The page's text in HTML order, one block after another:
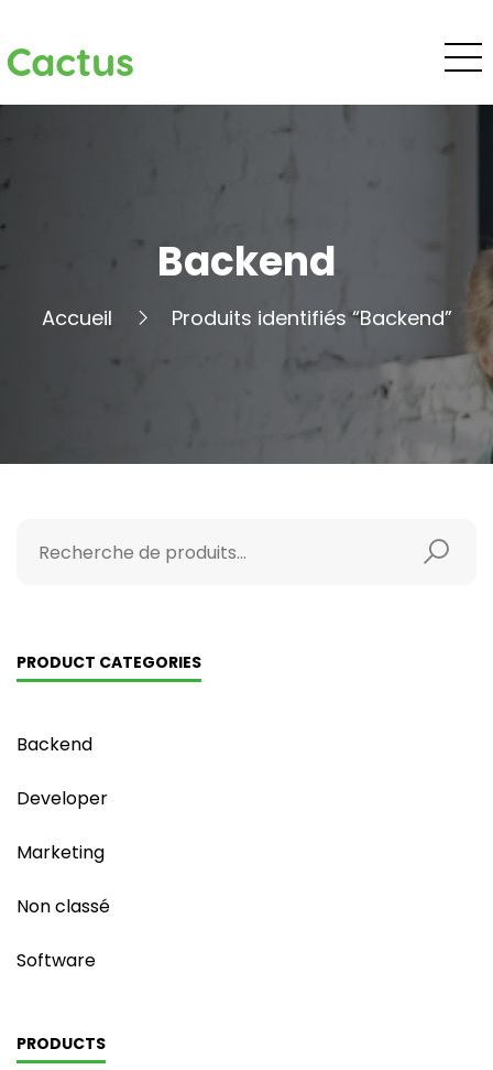
Cactus
Backend
Accueil Produits identifiés “Backend”
PRODUCT CATEGORIES
Backend
Developer
Marketing
Non classé
Software
PRODUCTS